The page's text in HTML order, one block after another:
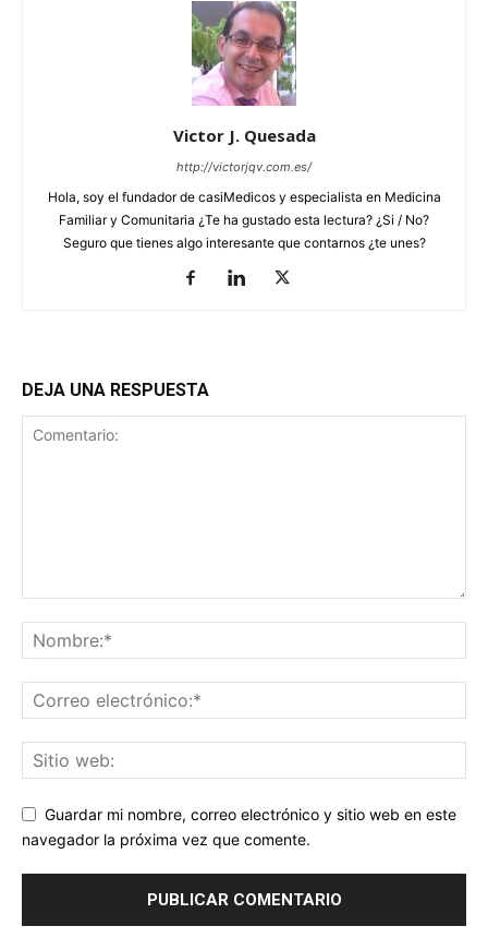
Victor J. Quesada
http://victorjqv.com.es/
Hola, soy el fundador de casiMedicos y especialista en Medicina
Familiar y Comunitaria ¿Te ha gustado esta lectura? ¿Si / No?
Seguro que tienes algo interesante que contarnos ¿te unes?
DEJA UNA RESPUESTA
Guardar mi nombre, correo electrónico y sitio web en este
navegador la próxima vez que comente.